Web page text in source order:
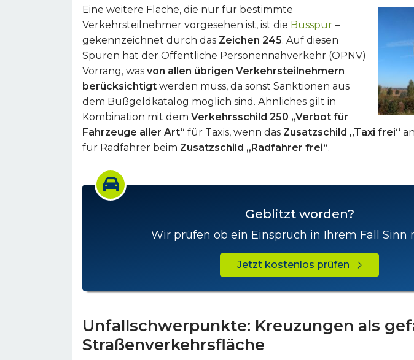
Eine weitere Fläche, die nur für bestimmte
Verkehrsteilnehmer vorgesehen ist, ist die Busspur –
gekennzeichnet durch das Zeichen 245. Auf diesen
Spuren hat der Öffentliche Personennahverkehr (ÖPNV)
Vorrang, was von allen übrigen Verkehrsteilnehmern
berücksichtigt werden muss, da sonst Sanktionen aus
dem Bußgeldkatalog möglich sind. Ähnliches gilt in
Kombination mit dem Verkehrsschild 250 „Verbot für
Fahrzeuge aller Art“ für Taxis, wenn das Zusatzschild „Taxi frei“
für Radfahrer beim Zusatzschild „Radfahrer frei“.
Geblitzt worden?
Wir prüfen ob ein Einspruch in Ihrem Fall Sinn
Jetzt kostenlos prüfen
Unfallschwerpunkte: Kreuzungen als
Straßenverkehrsfläche